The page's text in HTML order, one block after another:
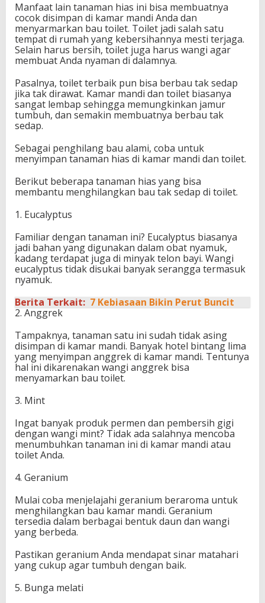
Manfaat lain tanaman hias ini bisa membuatnya
cocok disimpan di kamar mandi Anda dan
menyarmarkan bau toilet. Toilet jadi salah satu
tempat di rumah yang kebersihannya mesti terjaga.
Selain harus bersih, toilet juga harus wangi agar
membuat Anda nyaman di dalamnya.
Pasalnya, toilet terbaik pun bisa berbau tak sedap
jika tak dirawat. Kamar mandi dan toilet biasanya
sangat lembap sehingga memungkinkan jamur
tumbuh, dan semakin membuatnya berbau tak
sedap.
Sebagai penghilang bau alami, coba untuk
menyimpan tanaman hias di kamar mandi dan toilet.
Berikut beberapa tanaman hias yang bisa
membantu menghilangkan bau tak sedap di toilet.
1. Eucalyptus
Familiar dengan tanaman ini? Eucalyptus biasanya
jadi bahan yang digunakan dalam obat nyamuk,
kadang terdapat juga di minyak telon bayi. Wangi
eucalyptus tidak disukai banyak serangga termasuk
nyamuk.
Berita Terkait: 7 Kebiasaan Bikin Perut Buncit
2. Anggrek
Tampaknya, tanaman satu ini sudah tidak asing
disimpan di kamar mandi. Banyak hotel bintang lima
yang menyimpan anggrek di kamar mandi. Tentunya
hal ini dikarenakan wangi anggrek bisa
menyamarkan bau toilet.
3. Mint
Ingat banyak produk permen dan pembersih gigi
dengan wangi mint? Tidak ada salahnya mencoba
menumbuhkan tanaman ini di kamar mandi atau
toilet Anda.
4. Geranium
Mulai coba menjelajahi geranium beraroma untuk
menghilangkan bau kamar mandi. Geranium
tersedia dalam berbagai bentuk daun dan wangi
yang berbeda.
Pastikan geranium Anda mendapat sinar matahari
yang cukup agar tumbuh dengan baik.
5. Bunga melati